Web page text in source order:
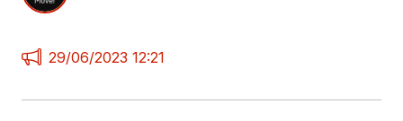
29/06/2023 12:21